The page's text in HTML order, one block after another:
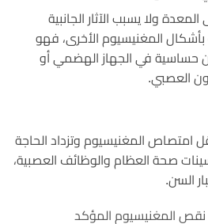
ولا يسبب الآثار الجانبية
بأشكال المغنيسيوم الأخرى، فهو
من حساسية في الجهاز الهضمي أو
العصبي.
امتصاص المغنيسيوم وتزداد الحاجة
صحة العظام والوظائف العصبية،
السن.
نقص المغنيسيوم المؤكد